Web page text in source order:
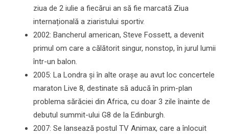
ziua de 2 iulie a fiecărui an să fie marcată Ziua
internațională a ziaristului sportiv.
2002: Bancherul american, Steve Fossett, a devenit
primul om care a călătorit singur, nonstop, în jurul lumii
într-un balon.
2005: La Londra și în alte orașe au avut loc concertele
maraton Live 8, destinate să aducă în prim-plan
problema sărăciei din Africa, cu doar 3 zile înainte de
debutul summit-ului G8 de la Edinburgh.
2007: Se lansează postul TV Animax, care a înlocuit